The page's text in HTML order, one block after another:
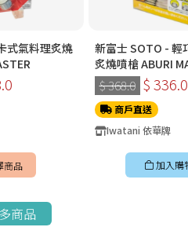
式氣料理炙燒
商品
新富士 SOTO - 輕
炙燒噴槍 ABURI
402WHEXP)
$ 368.0 $ 336.0
商戶直送
Iwatani 依華牌
加入購
商品